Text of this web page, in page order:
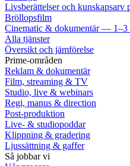
Livsberättelser och kunskapsarv
Bröllopsfilm
Cinematic & dokumentär — 1–3
Alla tjänster
Översikt och jämförelse
Prime-områden
Reklam & dokumentär
Film, streaming & TV
Studio, live & webinars
Regi, manus & direction
Post-produktion
Live- & studiopoddar
Klippning & gradering
Ljussättning & gaffer
Så jobbar vi